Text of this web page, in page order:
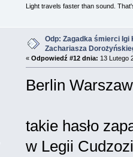
Light travels faster than sound.
Odp: Zagadka śmierci
Zachariasza
« Odpowiedź #12 dnia: 13 Lutego
Berlin
takie hasło
w Legii